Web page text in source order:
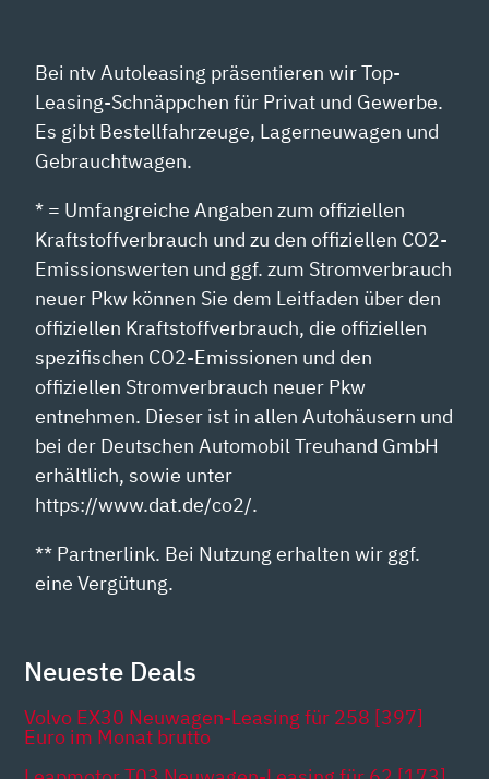
Bei ntv Autoleasing präsentieren wir Top-
Leasing-Schnäppchen für Privat und Gewerbe.
Es gibt Bestellfahrzeuge, Lagerneuwagen und
Gebrauchtwagen.
* = Umfangreiche Angaben zum offiziellen
Kraftstoffverbrauch und zu den offiziellen CO2-
Emissionswerten und ggf. zum Stromverbrauch
neuer Pkw können Sie dem Leitfaden über den
offiziellen Kraftstoffverbrauch, die offiziellen
spezifischen CO2-Emissionen und den
offiziellen Stromverbrauch neuer Pkw
entnehmen. Dieser ist in allen Autohäusern und
bei der Deutschen Automobil Treuhand GmbH
erhältlich, sowie unter
https://www.dat.de/co2/.
** Partnerlink. Bei Nutzung erhalten wir ggf.
eine Vergütung.
Neueste Deals
Volvo EX30 Neuwagen-Leasing für 258 [397]
Euro im Monat brutto